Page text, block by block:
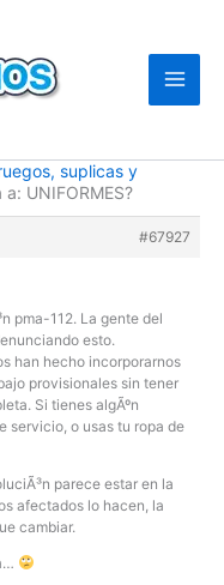
suplicas y
a: UNIFORMES?
#67927
pma-112. La gente del
esto.
han hecho incorporarnos
provisionales sin tener
Si tienes algÃºn
servicio, o usas tu ropa de
parece estar en la
afectados lo hacen, la
cambiar.